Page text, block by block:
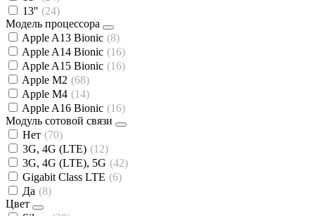
13'' (24)
Модель процессора
Apple A13 Bionic (8)
Apple A14 Bionic (16)
Apple A15 Bionic (16)
Apple M2 (68)
Apple M4 (14)
Apple A16 Bionic (16)
Модуль сотовой связи
Нет (70)
3G, 4G (LTE) (12)
3G, 4G (LTE), 5G (42)
Gigabit Class LTE (6)
Да (8)
Цвет